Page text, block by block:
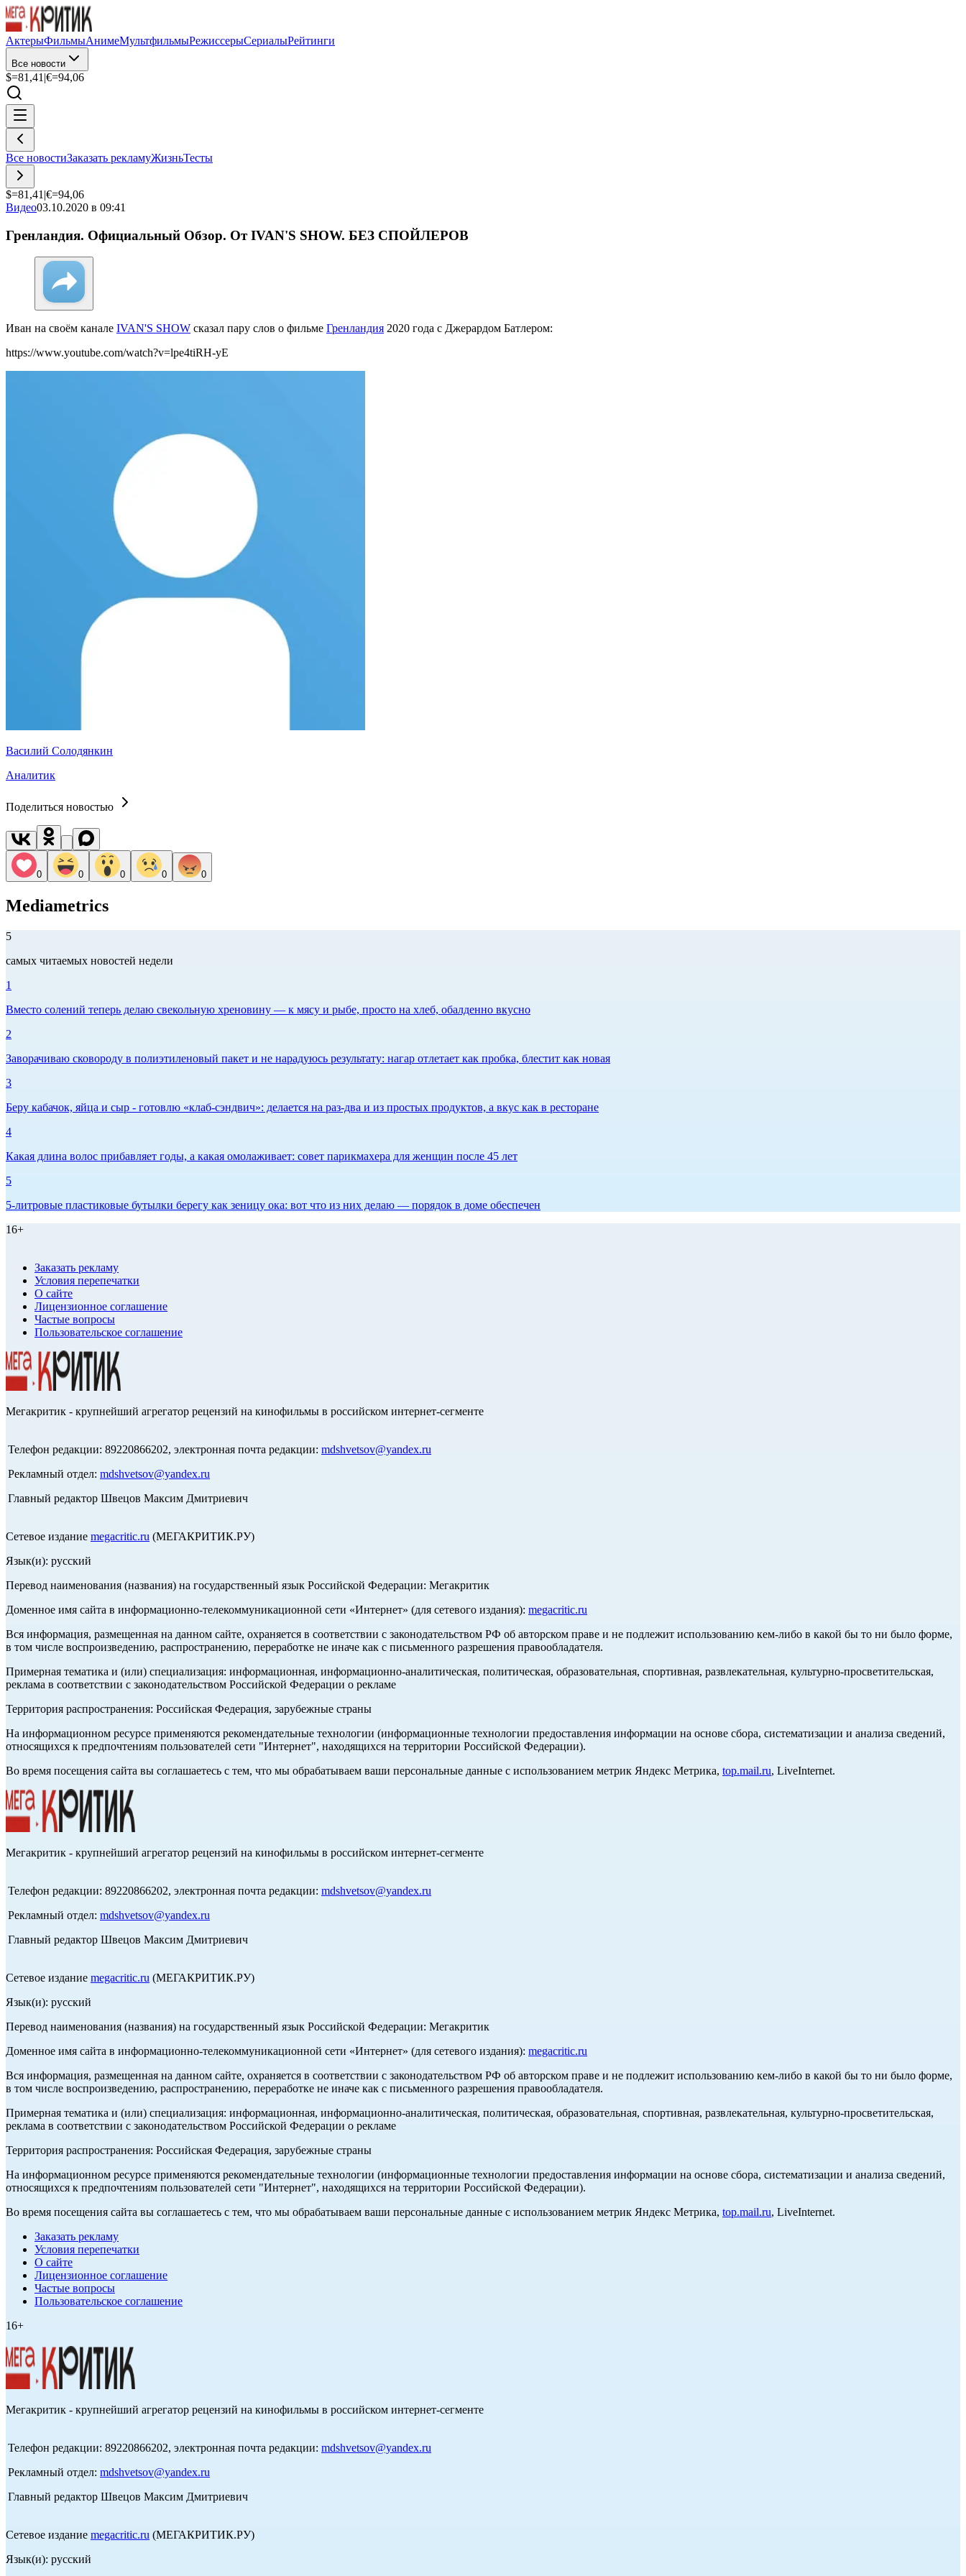
АктерыФильмыАнимеМультфильмыРежиссерыСериалыРейтинги
Все новости
$=81,41 |€=94,06
Все новостиЗаказать рекламуЖизньТесты
$=81,41 |€=94,06
Видео03.10.2020 в 09:41
Гренландия. Официальный Обзор. От IVAN'S SHOW. БЕЗ СПОЙЛЕРОВ
Иван на своём канале IVAN'S SHOW сказал пару слов о фильме Гренландия 2020 года с Джерардом Батлером:
https://www.youtube.com/watch?v=lpe4tiRH-yE
Василий Солодянкин
Аналитик
Поделиться новостью
0 0 0 0 0
Mediametrics
5
самых читаемых новостей недели
1
Вместо солений теперь делаю свекольную хреновину — к мясу и рыбе, просто на хлеб, обалденно вкусно
2
Заворачиваю сковороду в полиэтиленовый пакет и не нарадуюсь результату: нагар отлетает как пробка, блестит как новая
3
Беру кабачок, яйца и сыр - готовлю «клаб-сэндвич»: делается на раз-два и из простых продуктов, а вкус как в ресторане
4
Какая длина волос прибавляет годы, а какая омолаживает: совет парикмахера для женщин после 45 лет
5
5-литровые пластиковые бутылки берегу как зеницу ока: вот что из них делаю — порядок в доме обеспечен
16+
Заказать рекламу
Условия перепечатки
О сайте
Лицензионное соглашение
Частые вопросы
Пользовательское соглашение
Мегакритик - крупнейший агрегатор рецензий на кинофильмы в российском интернет-сегменте
Телефон редакции: 89220866202, электронная почта редакции: mdshvetsov@yandex.ru
Рекламный отдел: mdshvetsov@yandex.ru
Главный редактор Швецов Максим Дмитриевич
Сетевое издание megacritic.ru (МЕГАКРИТИК.РУ)
Язык(и): русский
Перевод наименования (названия) на государственный язык Российской Федерации: Мегакритик
Доменное имя сайта в информационно-телекоммуникационной сети «Интернет» (для сетевого издания): megacritic.ru
Вся информация, размещенная на данном сайте, охраняется в соответствии с законодательством РФ об авторском праве и не подлежит использованию кем-либо в какой бы то ни было форме,
в том числе воспроизведению, распространению, переработке не иначе как с письменного разрешения правообладателя.
Примерная тематика и (или) специализация: информационная, информационно-аналитическая, политическая, образовательная, спортивная, развлекательная, культурно-просветительская,
реклама в соответствии с законодательством Российской Федерации о рекламе
Территория распространения: Российская Федерация, зарубежные страны
На информационном ресурсе применяются рекомендательные технологии (информационные технологии предоставления информации на основе сбора, систематизации и анализа сведений,
относящихся к предпочтениям пользователей сети "Интернет", находящихся на территории Российской Федерации).
Во время посещения сайта вы соглашаетесь с тем, что мы обрабатываем ваши персональные данные с использованием метрик Яндекс Метрика, top.mail.ru, LiveInternet.
Мегакритик - крупнейший агрегатор рецензий на кинофильмы в российском интернет-сегменте
Телефон редакции: 89220866202, электронная почта редакции: mdshvetsov@yandex.ru
Рекламный отдел: mdshvetsov@yandex.ru
Главный редактор Швецов Максим Дмитриевич
Сетевое издание megacritic.ru (МЕГАКРИТИК.РУ)
Язык(и): русский
Перевод наименования (названия) на государственный язык Российской Федерации: Мегакритик
Доменное имя сайта в информационно-телекоммуникационной сети «Интернет» (для сетевого издания): megacritic.ru
Вся информация, размещенная на данном сайте, охраняется в соответствии с законодательством РФ об авторском праве и не подлежит использованию кем-либо в какой бы то ни было форме,
в том числе воспроизведению, распространению, переработке не иначе как с письменного разрешения правообладателя.
Примерная тематика и (или) специализация: информационная, информационно-аналитическая, политическая, образовательная, спортивная, развлекательная, культурно-просветительская,
реклама в соответствии с законодательством Российской Федерации о рекламе
Территория распространения: Российская Федерация, зарубежные страны
На информационном ресурсе применяются рекомендательные технологии (информационные технологии предоставления информации на основе сбора, систематизации и анализа сведений,
относящихся к предпочтениям пользователей сети "Интернет", находящихся на территории Российской Федерации).
Во время посещения сайта вы соглашаетесь с тем, что мы обрабатываем ваши персональные данные с использованием метрик Яндекс Метрика, top.mail.ru, LiveInternet.
Заказать рекламу
Условия перепечатки
О сайте
Лицензионное соглашение
Частые вопросы
Пользовательское соглашение
16+
Мегакритик - крупнейший агрегатор рецензий на кинофильмы в российском интернет-сегменте
Телефон редакции: 89220866202, электронная почта редакции: mdshvetsov@yandex.ru
Рекламный отдел: mdshvetsov@yandex.ru
Главный редактор Швецов Максим Дмитриевич
Сетевое издание megacritic.ru (МЕГАКРИТИК.РУ)
Язык(и): русский